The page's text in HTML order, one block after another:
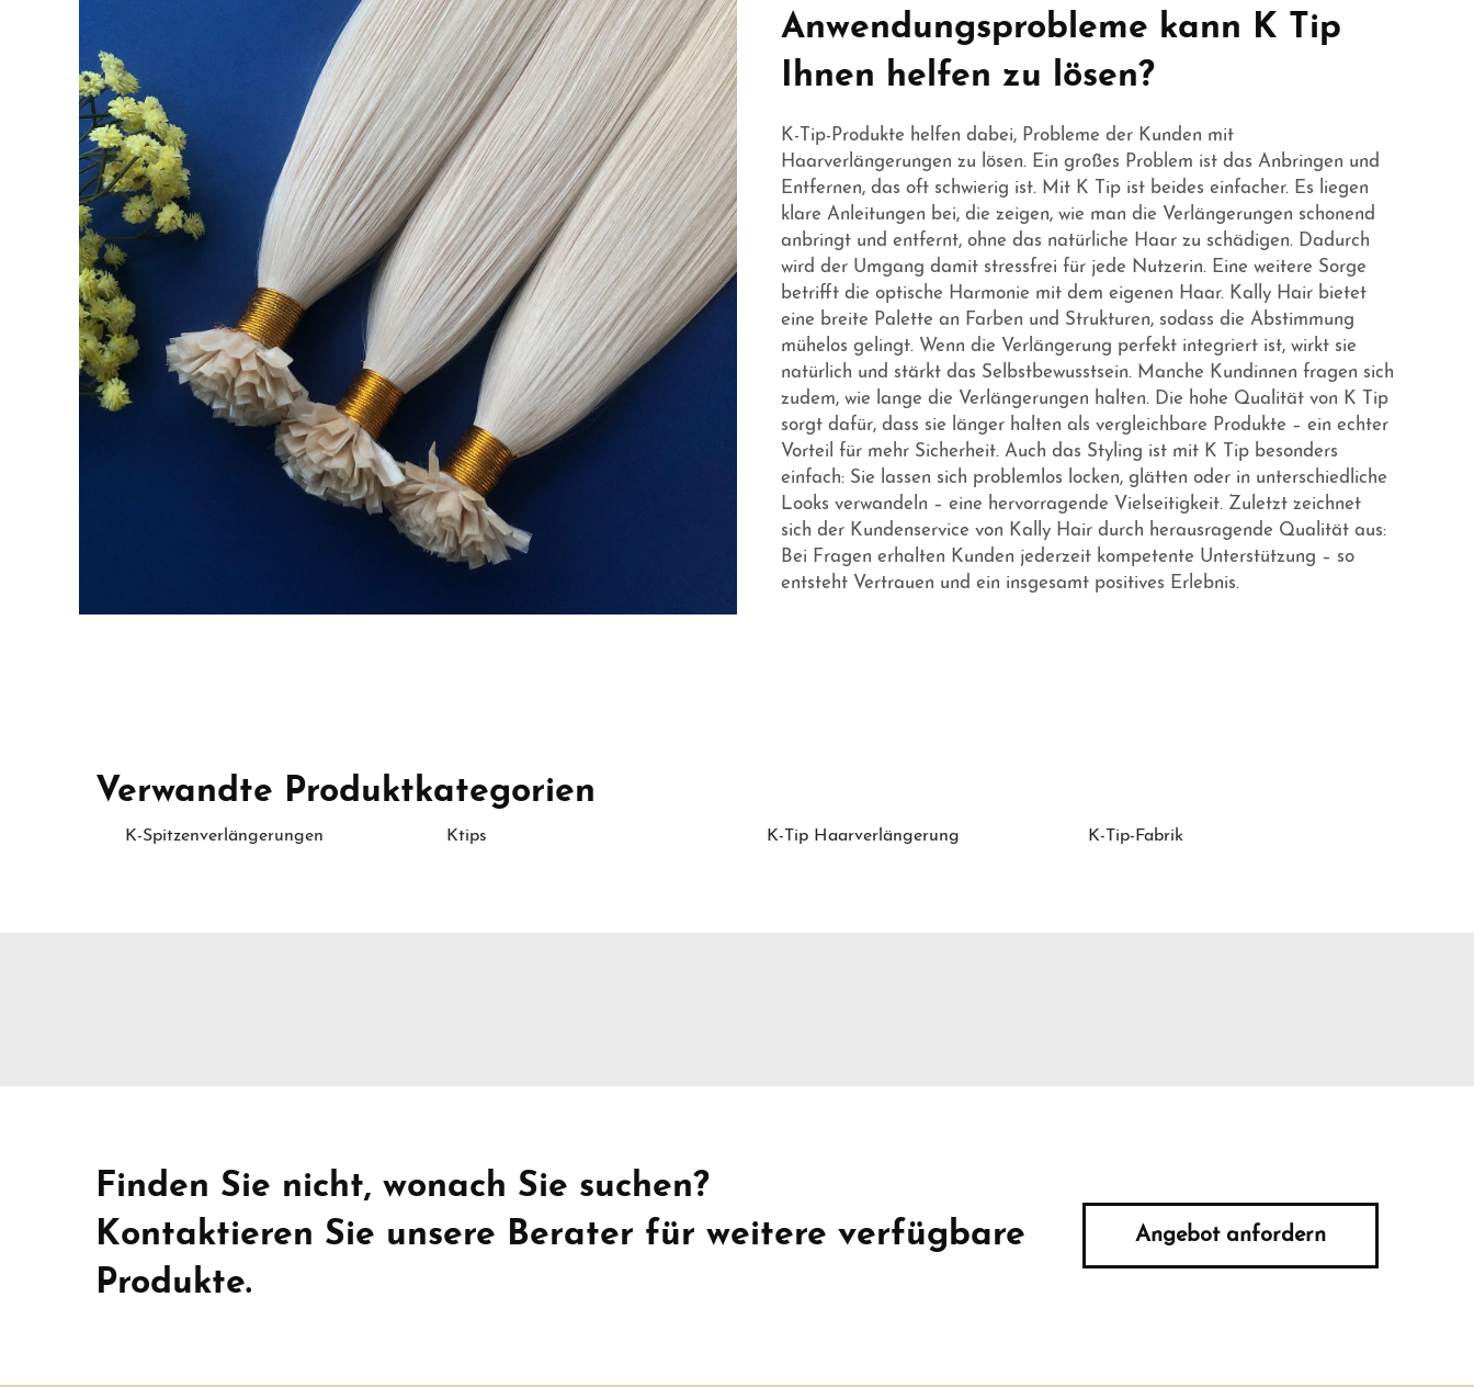
Anwendungsprobleme kann K Tip
Ihnen helfen zu lösen?
K-Tip-Produkte helfen dabei, Probleme der Kunden mit
Haarverlängerungen zu lösen. Ein großes Problem ist das Anbringen und
Entfernen, das oft schwierig ist. Mit K Tip ist beides einfacher. Es liegen
klare Anleitungen bei, die zeigen, wie man die Verlängerungen schonend
anbringt und entfernt, ohne das natürliche Haar zu schädigen. Dadurch
wird der Umgang damit stressfrei für jede Nutzerin. Eine weitere Sorge
betrifft die optische Harmonie mit dem eigenen Haar. Kally Hair bietet
eine breite Palette an Farben und Strukturen, sodass die Abstimmung
mühelos gelingt. Wenn die Verlängerung perfekt integriert ist, wirkt sie
natürlich und stärkt das Selbstbewusstsein. Manche Kundinnen fragen sich
zudem, wie lange die Verlängerungen halten. Die hohe Qualität von K Tip
sorgt dafür, dass sie länger halten als vergleichbare Produkte – ein echter
Vorteil für mehr Sicherheit. Auch das Styling ist mit K Tip besonders
einfach: Sie lassen sich problemlos locken, glätten oder in unterschiedliche
Looks verwandeln – eine hervorragende Vielseitigkeit. Zuletzt zeichnet
sich der Kundenservice von Kally Hair durch herausragende Qualität aus:
Bei Fragen erhalten Kunden jederzeit kompetente Unterstützung – so
entsteht Vertrauen und ein insgesamt positives Erlebnis.
Verwandte Produktkategorien
K-Spitzenverlängerungen Ktips K-Tip Haarverlängerung K-Tip-Fabrik
Finden Sie nicht, wonach Sie suchen?
Kontaktieren Sie unsere Berater für weitere verfügbare
Produkte.
Angebot anfordern